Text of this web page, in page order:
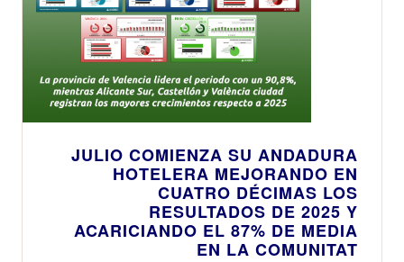
JULIO COMIENZA SU ANDADURA
HOTELERA MEJORANDO EN
CUATRO DÉCIMAS LOS
RESULTADOS DE 2025 Y
ACARICIANDO EL 87% DE MEDIA
EN LA COMUNITAT